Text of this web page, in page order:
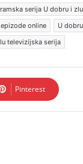
serija U dobru i zlu
online
U
televizijska serija
Pinterest